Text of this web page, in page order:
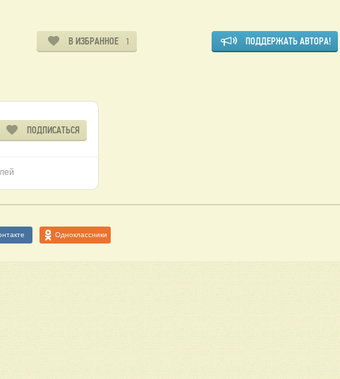
В ИЗБРАННОЕ 1 ПОДДЕРЖАТЬ АВТОРА!
ПОДПИСАТЬСЯ
Одноклассники